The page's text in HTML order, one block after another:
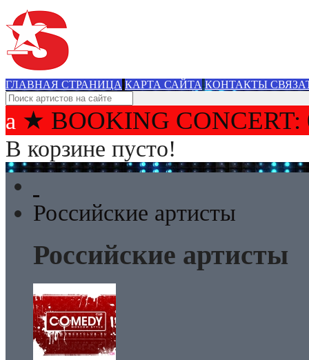
ГЛАВНАЯ СТРАНИЦА КАРТА САЙТА КОНТАКТЫ
★ BOOKING
В корзине пусто!
Российские артисты
Российские артисты